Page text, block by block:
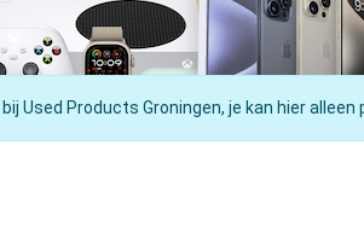
Used Products Groningen, je kan hier